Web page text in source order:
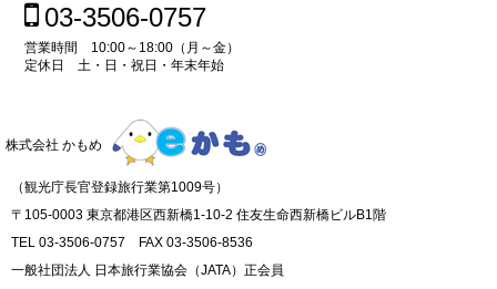
03-3506-0757
営業時間 10:00～18:00（月～金）
定休日 土・日・祝日・年末年始
株式会社 かもめ
（観光庁長官登録旅行業第1009号）
〒105-0003 東京都港区西新橋1-10-2 住友生命西新橋ビルB1階
TEL 03-3506-0757 FAX 03-3506-8536
一般社団法人 日本旅行業協会（JATA）正会員